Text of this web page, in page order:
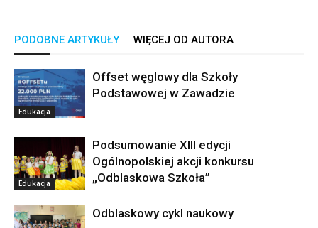
PODOBNE ARTYKUŁY WIĘCEJ OD AUTORA
Edukacja
Offset węglowy dla Szkoły
Podstawowej w Zawadzie
Edukacja
Podsumowanie XIII edycji
Ogólnopolskiej akcji konkursu
„Odblaskowa Szkoła”
Odblaskowy cykl naukowy